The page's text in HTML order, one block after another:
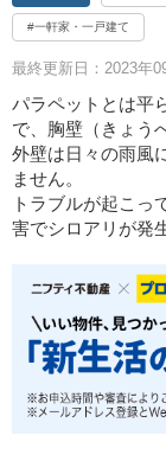
#一軒家・一戸建て
最終更新日：2023年
パラペットとは平
で、胸壁（きょう
外壁は日々の雨風
ません。
トラブルが起こっ
害でシロアリが発